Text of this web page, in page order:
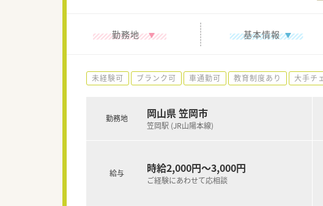
勤務地 基本情報
未経験可 ブランク可 車通勤可 教育制度あり 大手チ
勤務地 岡山県 笠岡市
笠岡駅 (JR山陽本線)
給与 時給2,000円～3,000円
ご経験にあわせて応相談